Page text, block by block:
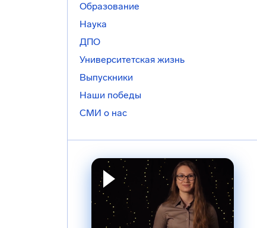
Образование
Наука
ДПО
Университетская жизнь
Выпускники
Наши победы
СМИ о нас